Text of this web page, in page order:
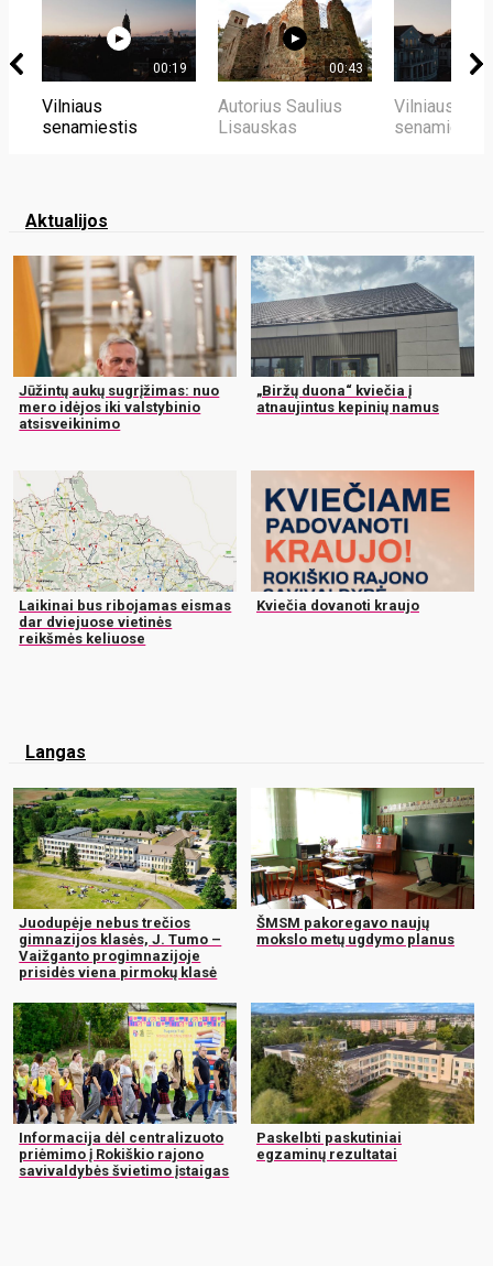
00:19
Vilniaus
senamiestis
00:43
Autorius Saulius
Lisauskas
Vilniaus
senamiestis
Aktualijos
Jūžintų aukų sugrįžimas: nuo
mero idėjos iki valstybinio
atsisveikinimo
„Biržų duona“ kviečia į
atnaujintus kepinių namus
Laikinai bus ribojamas eismas
dar dviejuose vietinės
reikšmės keliuose
Kviečia dovanoti kraujo
Langas
Juodupėje nebus trečios
gimnazijos klasės, J. Tumo –
Vaižganto progimnazijoje
prisidės viena pirmokų klasė
ŠMSM pakoregavo naujų
mokslo metų ugdymo planus
Informacija dėl centralizuoto
priėmimo į Rokiškio rajono
savivaldybės švietimo įstaigas
Paskelbti paskutiniai
egzaminų rezultatai